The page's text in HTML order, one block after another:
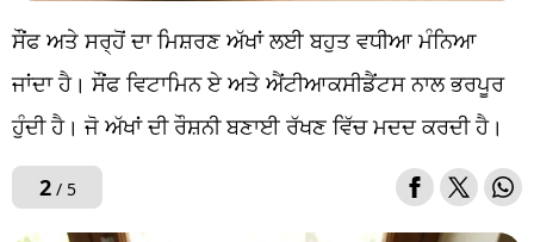
ਸੌਂਫ ਅਤੇ ਸਰ੍ਹੋਂ ਦਾ ਮਿਸ਼ਰਣ ਅੱਖਾਂ ਲਈ ਬਹੁਤ ਵਧੀਆ ਮੰਨਿਆ
ਜਾਂਦਾ ਹੈ। ਸੌਂਫ ਵਿਟਾਮਿਨ ਏ ਅਤੇ ਐਂਟੀਆਕਸੀਡੈਂਟਸ ਨਾਲ ਭਰਪੂਰ
ਹੁੰਦੀ ਹੈ। ਜੋ ਅੱਖਾਂ ਦੀ ਰੌਸ਼ਨੀ ਬਣਾਈ ਰੱਖਣ ਵਿੱਚ ਮਦਦ ਕਰਦੀ ਹੈ।
2/ 5